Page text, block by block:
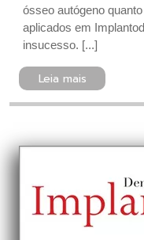
ósseo autógeno
aplicados em
insucesso. [...]
Leia mais